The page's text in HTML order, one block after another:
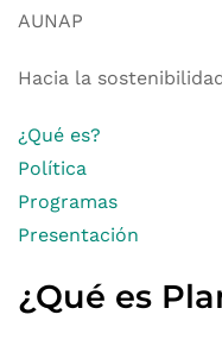
AUNAP
Hacia la
¿Qué es?
Política
Programas
Presentación
¿Qué es